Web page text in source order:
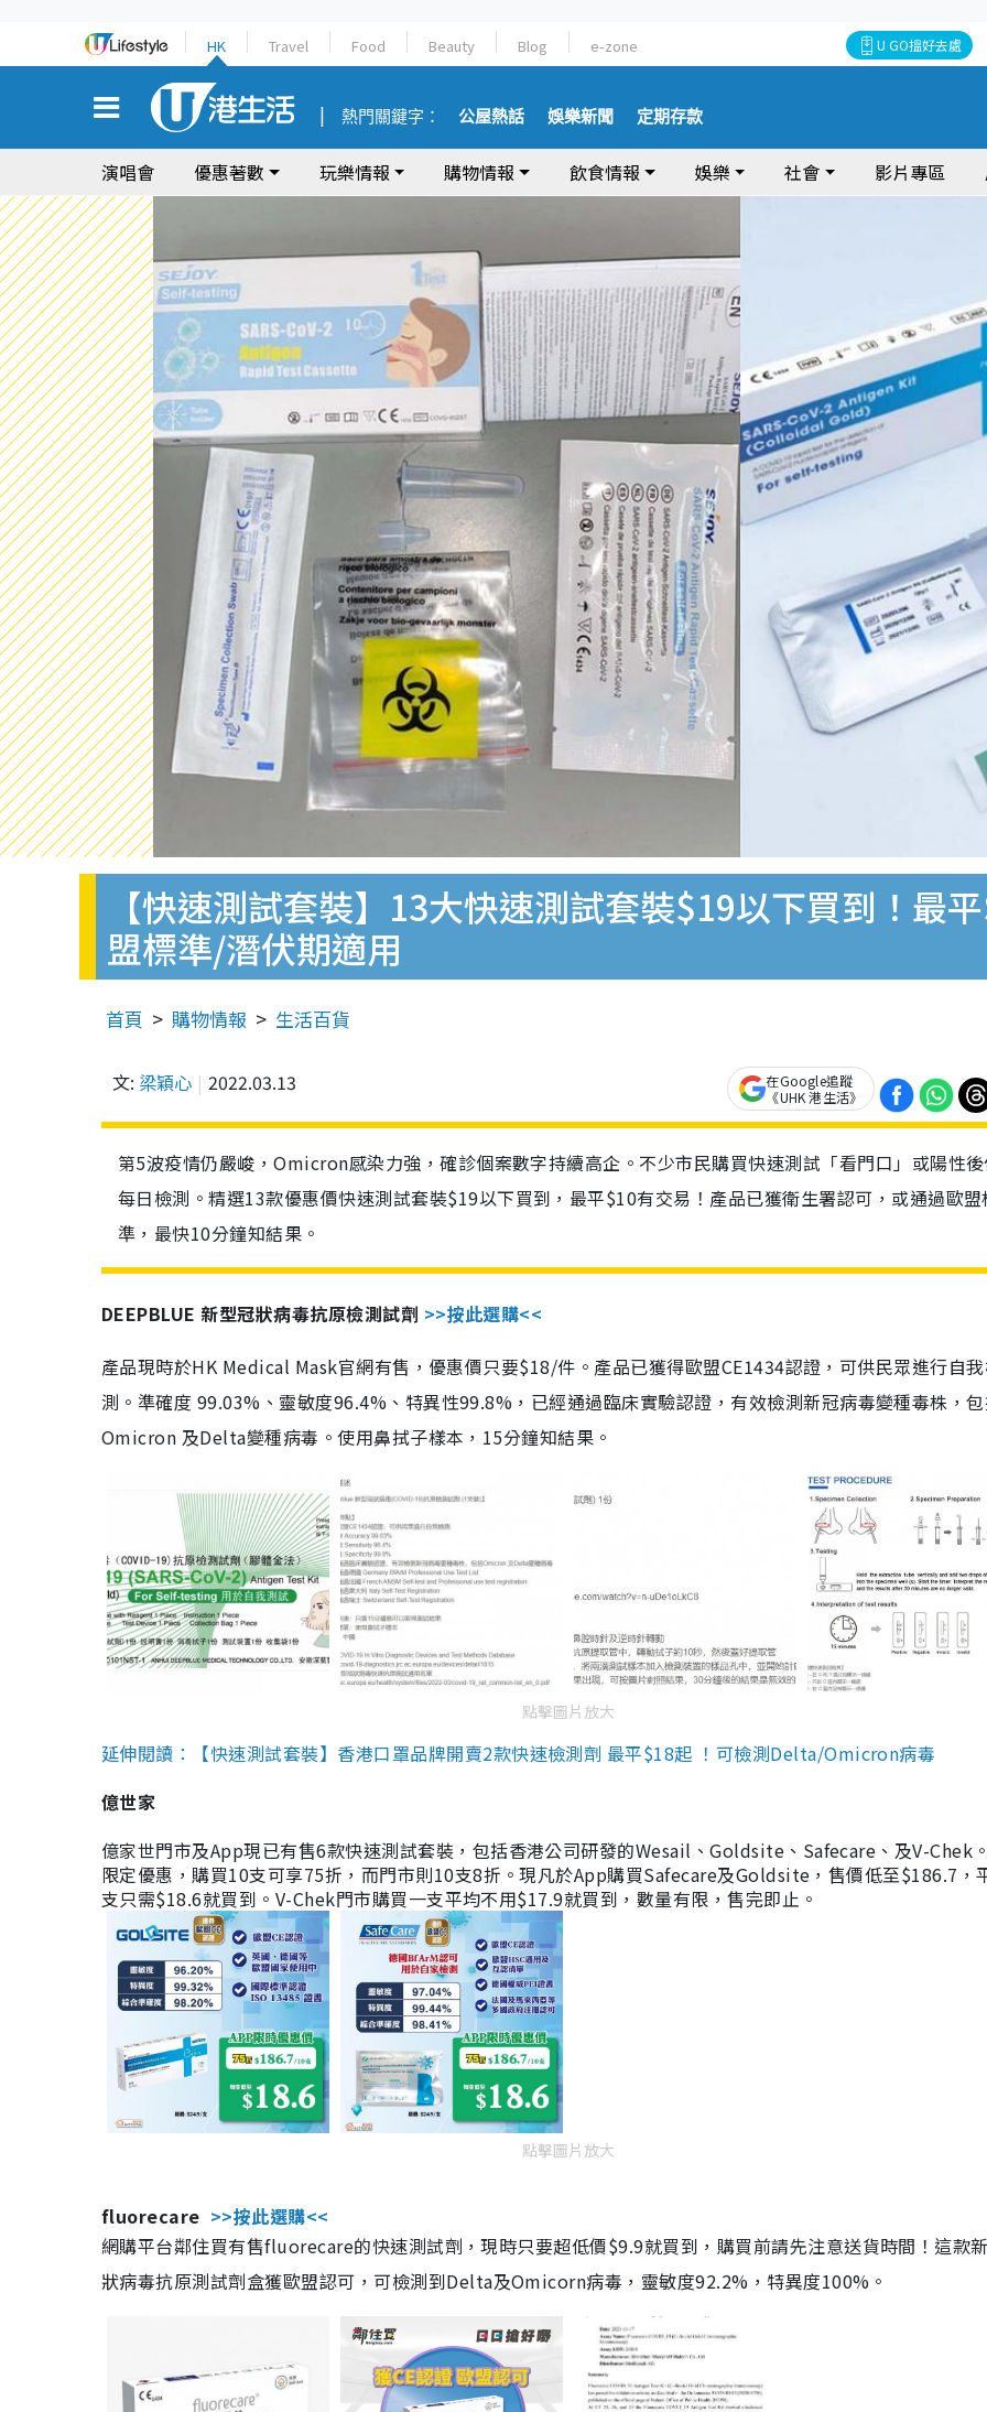
HK Travel Food Beauty Blog e-zone U GO搵好去處
熱門關鍵字： 公屋熱話 娛樂新聞 定期存款
演唱會 優惠著數 玩樂情報 購物情報 飲食情報 娛樂 社會 影片專區
【快速測試套裝】13大快速測試套裝$19以下買到！最
盟標準/潛伏期適用
首頁 購物情報 生活百貨
文: 梁穎心 2022.03.13
在Google追蹤
《UHK 港生活》
第5波疫情仍嚴峻，Omicron感染力強，確診個案數字持續高企。不少市民購買快速測試「看門口」或陽性
每日檢測。精選13款優惠價快速測試套裝$19以下買到，最平$10有交易！產品已獲衛生署認可，或通過歐盟
準，最快10分鐘知結果。
DEEPBLUE 新型冠狀病毒抗原檢測試劑 >>按此選購<<
產品現時於HK Medical Mask官網有售，優惠價只要$18/件。產品已獲得歐盟CE1434認證，可供民眾進行自
測。準確度 99.03%、靈敏度96.4%、特異性99.8%，已經通過臨床實驗認證，有效檢測新冠病毒變種毒株，
Omicron 及Delta變種病毒。使用鼻拭子樣本，15分鐘知結果。
點擊圖片放大
延伸閱讀：【快速測試套裝】香港口罩品牌開賣2款快速檢測劑 最平$18起 ！可檢測Delta/Omicron病毒
億世家
億家世門市及App現已有售6款快速測試套裝，包括香港公司研發的Wesail、Goldsite、Safecare、及V-Chek
限定優惠，購買10支可享75折，而門市則10支8折。現凡於App購買Safecare及Goldsite，售價低至$186.7，
支只需$18.6就買到。V-Chek門市購買一支平均不用$17.9就買到，數量有限，售完即止。
點擊圖片放大
fluorecare >>按此選購<<
網購平台鄰住買有售fluorecare的快速測試劑，現時只要超低價$9.9就買到，購買前請先注意送貨時間！這款
狀病毒抗原測試劑盒獲歐盟認可，可檢測到Delta及Omicorn病毒，靈敏度92.2%，特異度100%。